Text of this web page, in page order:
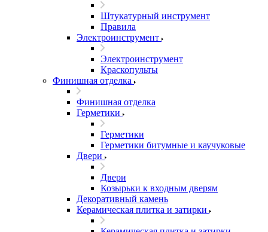
Штукатурный инструмент
Правила
Электроинструмент
Электроинструмент
Краскопульты
Финишная отделка
Финишная отделка
Герметики
Герметики
Герметики битумные и каучуковые
Двери
Двери
Козырьки к входным дверям
Декоративный камень
Керамическая плитка и затирки